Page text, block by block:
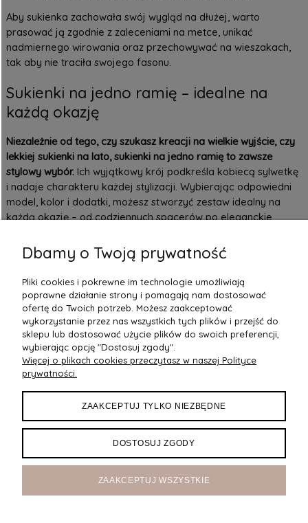
Aby sukienka zachowała swój wygląd na dłużej, warto
prasować ją zgodnie z zaleceniami na metce, unikać
nadmiernego wirowania oraz przechowywać na wieszakach,
tak aby nie traciła swojego fasonu.
Sukienki na jedno ramię – idealne na
każdą okazję
Niezależnie od tego, czy szukasz kreacji na wielkie wyjście, czy
lekkiej sukienki na lato, sukienki na jedno ramię to zawsze
stylowy wybór.Ich wyjątkowy krój podkreśla kobiecą sylwetkę
i nadaje charakteru każdej stylizacji. Wybierając odpowiedni
model, kolor i dodatki, możesz stworzyć zestaw idealny na
każdą okazję – od codziennych spacerów po eleganckie
W Besima znajdziesz szeroki wybór sukienek na jedno ramię od
materiałów.Sprawdź naszą ofertę i wybierz kreację, w której
poczujesz się wyjątkowo!
POMOC
DOSTAWA
MOJE KONTO
O NAS
Dbamy o Twoją prywatność
Pliki cookies i pokrewne im technologie umożliwiają
poprawne działanie strony i pomagają nam dostosować
ofertę do Twoich potrzeb. Możesz zaakceptować
wykorzystanie przez nas wszystkich tych plików i przejść do
sklepu lub dostosować użycie plików do swoich preferencji,
wybierając opcję "Dostosuj zgody".
Więcej o plikach cookies przeczytasz w naszej Polityce
prywatności.
ZAAKCEPTUJ TYLKO NIEZBĘDNE
DOSTOSUJ ZGODY
ZAAKCEPTUJ WSZYSTKIE